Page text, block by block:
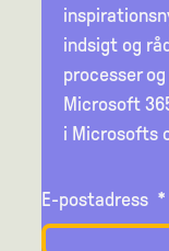
indsigt og
processer
Microsoft
i Microsofts
E-postadress *